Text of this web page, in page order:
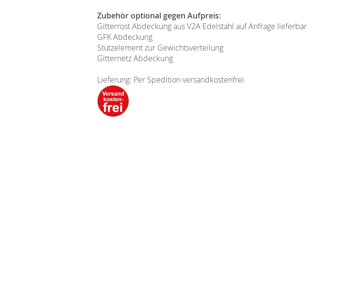
Zubehör optional gegen Aufpreis:
Gitterrost Abdeckung aus V2A Edelstahl auf Anfrage lieferbar
GFK Abdeckung
Stützelement zur Gewichtsverteilung
Gitternetz Abdeckung
Lieferung: Per Spedition versandkostenfrei